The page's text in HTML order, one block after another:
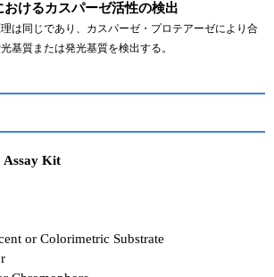
おけるカスパーゼ活性の検出
は同じであり、カスパーゼ・プロテアーゼにより合
基質または発光基質を検出する。
Assay Kit
or Colorimetric Substrate